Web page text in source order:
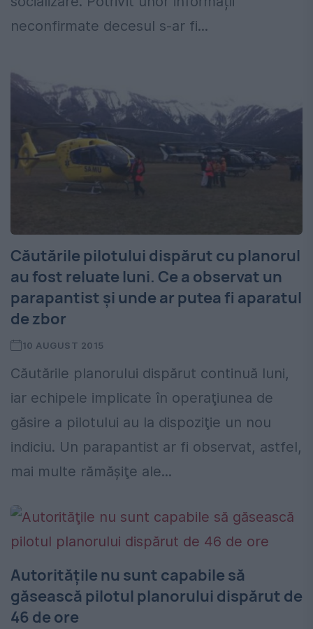
neconfirmate decesul s-ar fi...
Căutările pilotului dispărut cu planorul
au fost reluate luni. Ce a observat un
parapantist şi unde ar putea fi aparatul
de zbor
10 AUGUST 2015
Căutările planorului dispărut continuă luni,
iar echipele implicate în operaţiunea de
găsire a pilotului au la dispoziţie un nou
indiciu. Un parapantist ar fi observat, astfel,
mai multe rămăşiţe ale...
Autorităţile nu sunt capabile să
găsească pilotul planorului dispărut de
46 de ore